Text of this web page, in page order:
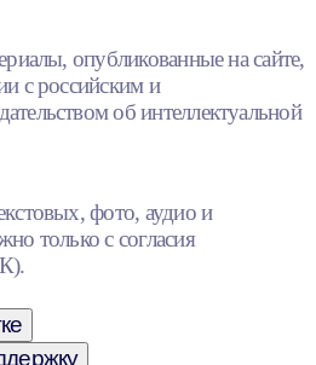
опубликованные на сайте,
с российским и
об интеллектуальной
фото, аудио и
только с согласия